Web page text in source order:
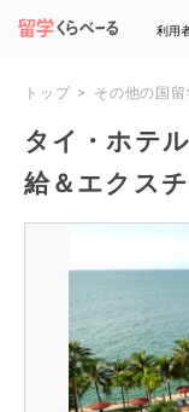
利用
トップ その他の国留
タイ・ホテ
給＆エクスチ